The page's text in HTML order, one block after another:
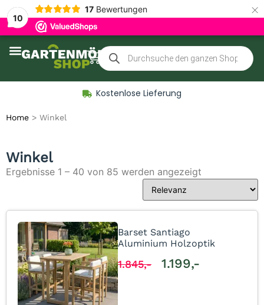
10
17 Bewertungen ×
Kostenlose Lieferung
Home > Winkel
Winkel
Ergebnisse 1 – 40 von 85 werden angezeigt
Barset Santiago
Aluminium Holzoptik
1.845,- 1.199,-